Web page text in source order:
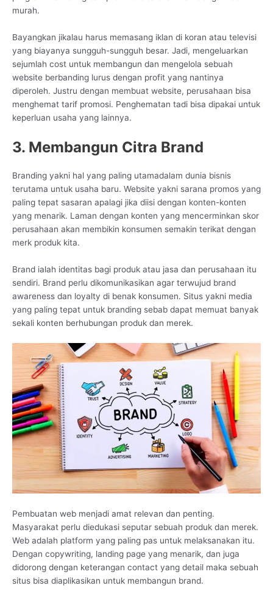
murah.
Bayangkan jikalau harus memasang iklan di koran atau televisi
yang biayanya sungguh-sungguh besar. Jadi, mengeluarkan
sejumlah cost untuk membangun dan mengelola sebuah
website berbanding lurus dengan profit yang nantinya
diperoleh. Justru dengan membuat website, perusahaan bisa
menghemat tarif promosi. Penghematan tadi bisa dipakai untuk
keperluan usaha yang lainnya.
3. Membangun Citra Brand
Branding yakni hal yang paling utamadalam dunia bisnis
terutama untuk usaha baru. Website yakni sarana promos yang
paling tepat sasaran apalagi jika diisi dengan konten-konten
yang menarik. Laman dengan konten yang mencerminkan skor
perusahaan akan membikin konsumen semakin terikat dengan
merk produk kita.
Brand ialah identitas bagi produk atau jasa dan perusahaan itu
sendiri. Brand perlu dikomunikasikan agar terwujud brand
awareness dan loyalty di benak konsumen. Situs yakni media
yang paling tepat untuk branding sebab dapat memuat banyak
sekali konten berhubungan produk dan merek.
Pembuatan web menjadi amat relevan dan penting.
Masyarakat perlu diedukasi seputar sebuah produk dan merek.
Web adalah platform yang paling pas untuk melaksanakan itu.
Dengan copywriting, landing page yang menarik, dan juga
didorong dengan keterangan contact yang detail maka sebuah
situs bisa diaplikasikan untuk membangun brand.